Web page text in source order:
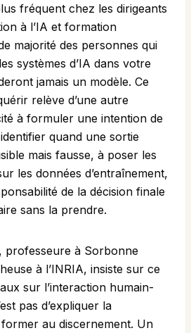
fréquent chez les dirigeants
à l’IA et formation
majorité des personnes qui
systèmes d’IA dans votre
jamais un modèle. Ce
relève d’une autre
à formuler une intention de
quand une sortie
mais fausse, à poser les
les données d’entraînement,
de la décision finale
sans la prendre.
professeure à Sorbonne
à l’INRIA, insiste sur ce
sur l’interaction humain-
pas d’expliquer la
au discernement. Un